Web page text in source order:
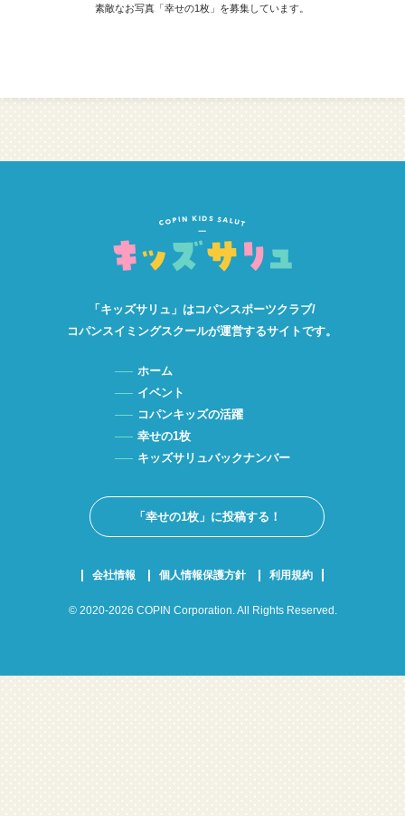
素敵なお写真「幸せの1枚」を募集しています。
「キッズサリュ」はコパンスポーツクラブ/
コパンスイミングスクールが運営するサイトです。
ホーム
イベント
コパンキッズの活躍
幸せの1枚
キッズサリュバックナンバー
「幸せの1枚」に投稿する！
会社情報 個人情報保護方針 利用規約
© 2020-2026 COPIN Corporation. All Rights Reserved.